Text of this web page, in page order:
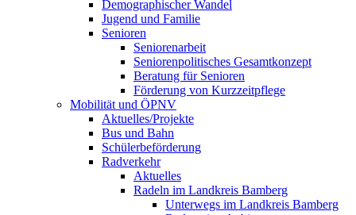
Demographischer Wandel
Jugend und Familie
Senioren
Seniorenarbeit
Seniorenpolitisches Gesamtkonzept
Beratung für Senioren
Förderung von Kurzzeitpflege
Mobilität und ÖPNV
Aktuelles/Projekte
Bus und Bahn
Schülerbeförderung
Radverkehr
Aktuelles
Radeln im Landkreis Bamberg
Unterwegs im Landkreis Bamberg